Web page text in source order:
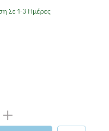
Σε 1-3 Ημέρες